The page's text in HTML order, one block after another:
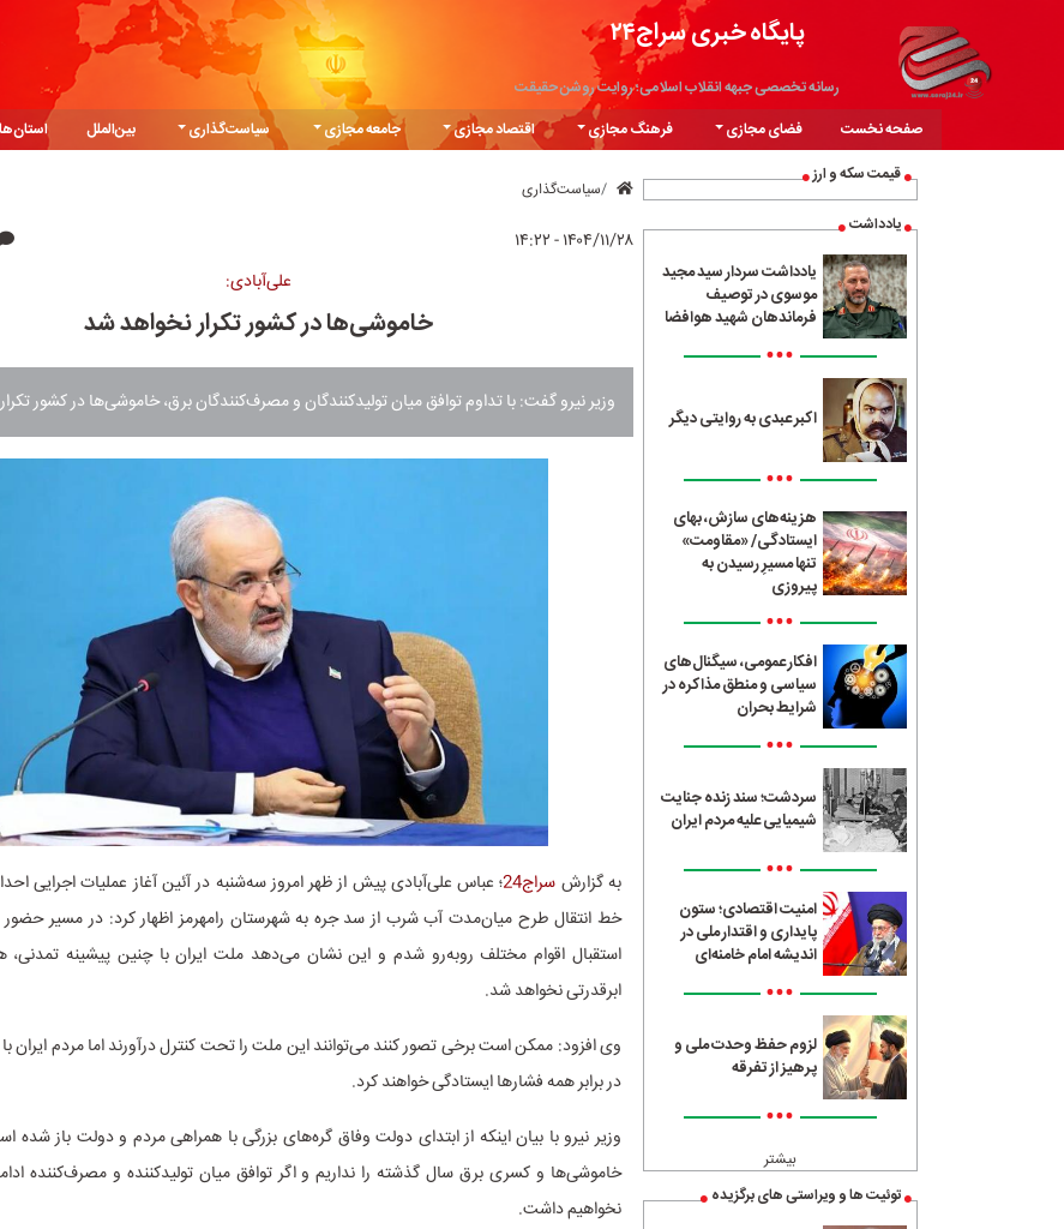
پایگاه خبری سراج۲۴
رسانه تخصصی جبهه انقلاب اسلامی؛ روایت روشن حقیقت
صفحه نخست فضای مجازی فرهنگ مجازی اقتصاد مجازی جامعه مجازی سیاست‌گذاری بین‌الملل استان‌ها
قیمت سکه و ارز
یادداشت
یادداشت سردار سید مجید
موسوی در توصیف
فرماندهان شهید هوافضا
•••
اکبر عبدی به روایتی دیگر
•••
هزینه‌های سازش، بهای
ایستادگی/ «مقاومت»
تنها مسیرِ رسیدن به
پیروزی
•••
افکار عمومی، سیگنال‌های
سیاسی و منطق مذاکره در
شرایط بحران
•••
سردشت؛ سند زنده جنایت
شیمیایی علیه مردم ایران
•••
امنیت اقتصادی؛ ستون
پایداری و اقتدار ملی در
اندیشه امام خامنه‌ای
•••
لزوم حفظ وحدت ملی و
پرهیز از تفرقه
•••
بیشتر
توئیت ها و ویراستی های برگزیده
سیاست‌گذاری
۱۴۰۴/۱۱/۲۸ - ۱۴:۲۲
علی‌آبادی:
خاموشی‌ها در کشور تکرار نخواهد شد
وزیر نیرو گفت: با تداوم توافق میان تولیدکنندگان و مصرف‌کنندگان برق، خاموشی‌ها در کشور
به گزارش سراج24
؛ عباس علی‌آبادی پیش از ظهر امروز سه‌شنبه در آئین آغاز عملیات اجرایی
خط انتقال طرح میان‌مدت آب شرب از سد جره به شهرستان رامهرمز اظهار کرد: در مسیر حضور
استقبال اقوام مختلف روبه‌رو شدم و این نشان می‌دهد ملت ایران با چنین پیشینه تمدنی،
ابرقدرتی نخواهد شد.
وی افزود: ممکن است برخی تصور کنند می‌توانند این ملت را تحت کنترل درآورند اما مردم ایران
در برابر همه فشارها ایستادگی خواهند کرد.
وزیر نیرو با بیان اینکه از ابتدای دولت وفاق گره‌های بزرگی با همراهی مردم و دولت باز
خاموشی‌ها و کسری برق سال گذشته را نداریم و اگر توافق میان تولیدکننده و مصرف‌کننده
نخواهیم داشت.